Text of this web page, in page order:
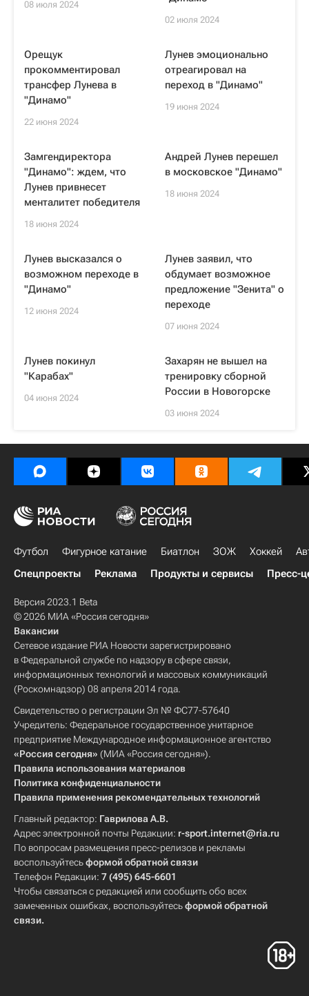
08 июля 2024
02 июля 2024
Орещук
прокомментировал
трансфер Лунева в
"Динамо"
22 июня 2024
Лунев эмоционально
отреагировал на
переход в "Динамо"
19 июня 2024
Замгендиректора
"Динамо": ждем, что
Лунев привнесет
менталитет победителя
18 июня 2024
Андрей Лунев перешел
в московское "Динамо"
18 июня 2024
Лунев высказался о
возможном переходе в
"Динамо"
12 июня 2024
Лунев заявил, что
обдумает возможное
предложение "Зенита" о
переходе
07 июня 2024
Лунев покинул
"Карабах"
04 июня 2024
Захарян не вышел на
тренировку сборной
России в Новогорске
03 июня 2024
Футбол Фигурное катание Биатлон ЗОЖ Хоккей
Спецпроекты
Реклама Продукты и сервисы Пресс-
Версия 2023.1 Beta
© 2026 МИА «Россия сегодня»
Вакансии
Сетевое издание РИА Новости зарегистрировано
в Федеральной службе по надзору в сфере связи,
информационных технологий и массовых коммуникаций
(Роскомнадзор) 08 апреля 2014 года.
Свидетельство о регистрации Эл № ФС77-57640
Учредитель: Федеральное государственное унитарное
предприятие Международное информационное агентство
«Россия сегодня» (МИА «Россия сегодня»).
Правила использования материалов
Политика конфиденциальности
Правила применения рекомендательных технологий
Главный редактор: Гаврилова А.В.
Адрес электронной почты Редакции: r-sport.internet@ria.ru
По вопросам размещения пресс-релизов и рекламы
воспользуйтесьформой обратной связи
Телефон Редакции: 7 (495) 645-6601
Чтобы связаться с редакцией или сообщить обо всех
замеченных ошибках, воспользуйтесьформой обратной
связи.